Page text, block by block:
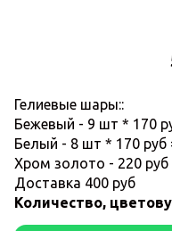
Гелиевые шары::
Бежевый - 9 шт * 170
Белый - 8 шт * 170 руб
Хром золото - 220
Доставка 400 руб
Количество,